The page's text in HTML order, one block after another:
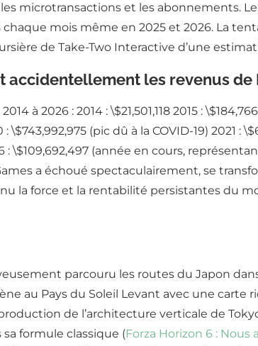
microtransactions et les abonnements.
mois même en 2025 et 2026. La
de Take-Two Interactive d’une
accidentellement les revenus
2026 : 2014 : \$21,501,118 2015 :
\$743,992,975 (pic dû à la COVID-19) 2021 :
: \$109,692,497 (année en cours,
a échoué spectaculairement, se
la force et la rentabilité persistantes du
parcouru les routes du Japon
au Pays du Soleil Levant avec une
de l’architecture verticale de
formule classique (Forza Horizon 6 :